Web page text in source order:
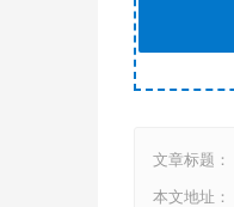
文章标题：
本文地址：